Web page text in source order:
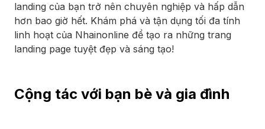
landing của bạn trở nên chuyên nghiệp và hấp dẫn
hơn bao giờ hết. Khám phá và tận dụng tối đa tính
linh hoạt của Nhainonline để tạo ra những trang
landing page tuyệt đẹp và sáng tạo!
Cộng tác với bạn bè và gia đình